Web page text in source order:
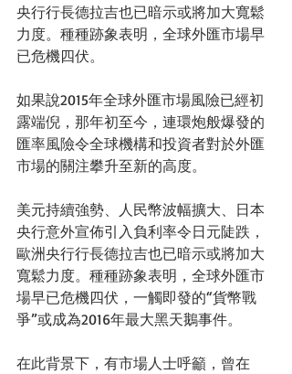
央行行長德拉吉也已暗示或將加大寬鬆
力度。種種跡象表明，全球外匯市場早
已危機四伏。
如果說2015年全球外匯市場風險已經初
露端倪，那年初至今，連環炮般爆發的
匯率風險令全球機構和投資者對於外匯
市場的關注攀升至新的高度。
美元持續強勢、人民幣波幅擴大、日本
央行意外宣佈引入負利率令日元陡跌，
歐洲央行行長德拉吉也已暗示或將加大
寬鬆力度。種種跡象表明，全球外匯市
場早已危機四伏，一觸即發的“貨幣戰
爭”或成為2016年最大黑天鵝事件。
在此背景下，有市場人士呼籲，曾在